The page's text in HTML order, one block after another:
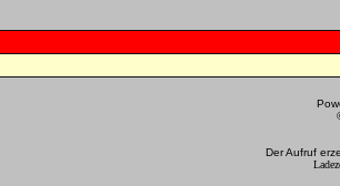
Der Aufruf